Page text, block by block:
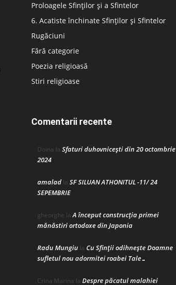
Proloagele Sfinților și a Sfintelor
6. Acatiste închinate Sfinților și Sfintelor
Rugăciuni
Fără categorie
Poezia religioasă
Stiri religioase
Comentarii recente
Doina la Sfaturi duhovnicești din 20 octombrie
2024
amalad la SF SILUAN ATHONITUL -11/ 24
SEPEMBRIE
gheorghe laA început construcţia primei
mănăstiri ortodoxe din Japonia
Radu Mungiu la Cu Sfinții odihnește Doamne
sufletul nou adormitei roabei Tale…
Crina Marina la Despre păcatul malahiei